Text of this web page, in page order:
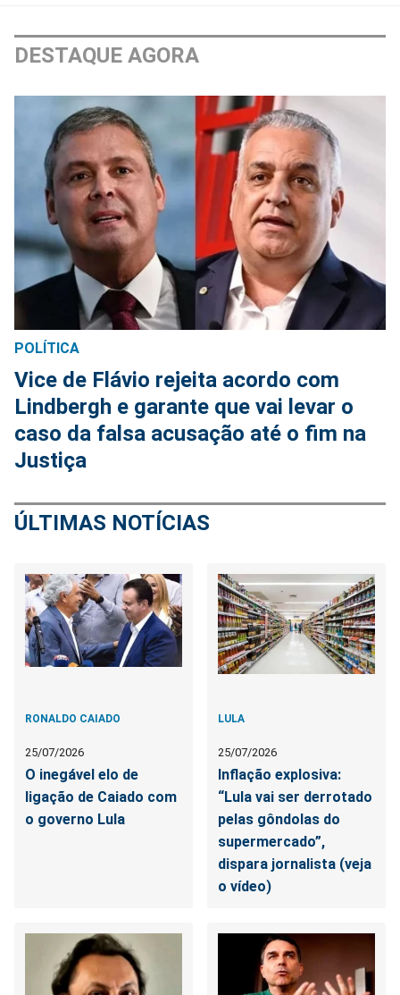
DESTAQUE AGORA
POLÍTICA
Vice de Flávio rejeita acordo com
Lindbergh e garante que vai levar o
caso da falsa acusação até o fim na
Justiça
ÚLTIMAS NOTÍCIAS
RONALDO CAIADO
25/07/2026
O inegável elo de
ligação de Caiado com
o governo Lula
LULA
25/07/2026
Inflação explosiva:
“Lula vai ser derrotado
pelas gôndolas do
supermercado”,
dispara jornalista (veja
o vídeo)